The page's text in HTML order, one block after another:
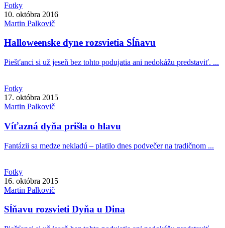
Fotky
10. októbra 2016
Martin Palkovič
Halloweenske dyne rozsvietia Sĺňavu
Piešťanci si už jeseň bez tohto podujatia ani nedokážu predstaviť. ...
Fotky
17. októbra 2015
Martin Palkovič
Víťazná dyňa prišla o hlavu
Fantázii sa medze nekladú – platilo dnes podvečer na tradičnom ...
Fotky
16. októbra 2015
Martin Palkovič
Sĺňavu rozsvieti Dyňa u Dina